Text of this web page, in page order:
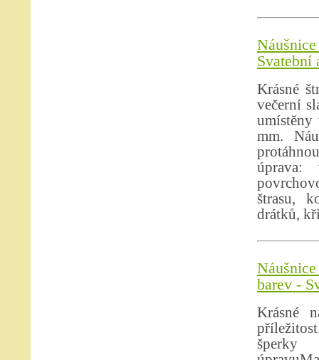
Svatební
Krásné
večerní
mm.
úprava:
štrasu,
drátků,
barev -
Krásné
šperky